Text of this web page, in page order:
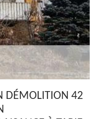
DÉMOLITION 42